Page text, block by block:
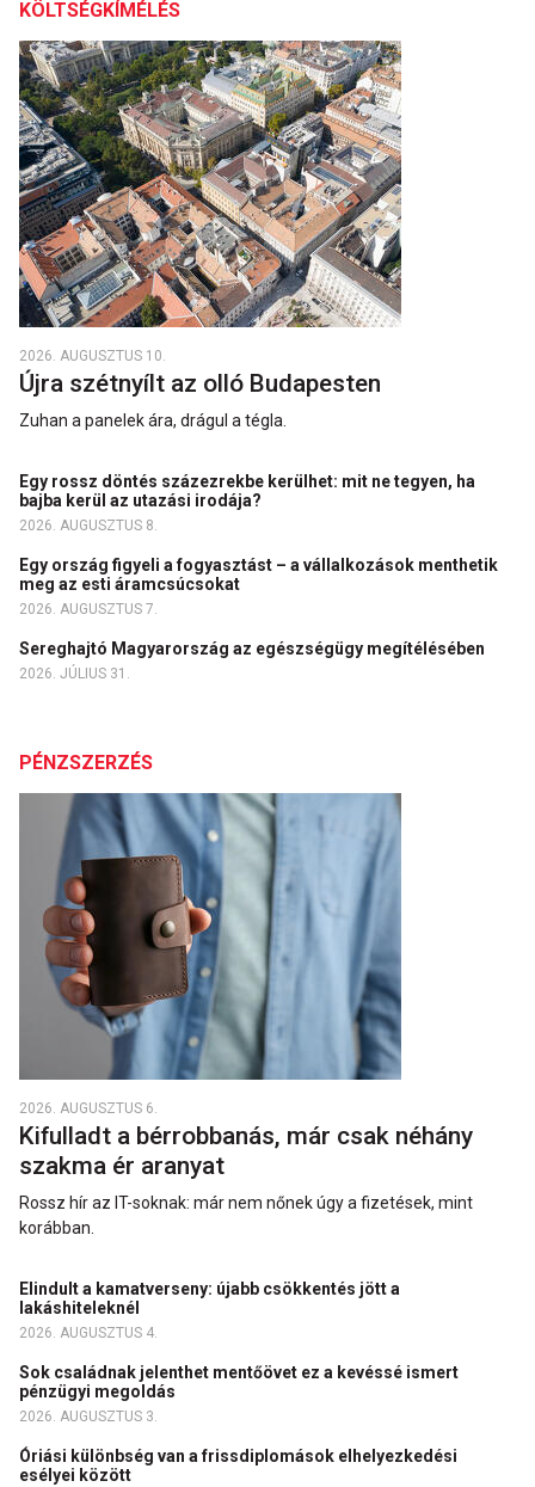
KÖLTSÉGKÍMÉLÉS
2026. AUGUSZTUS 10.
Újra szétnyílt az olló Budapesten
Zuhan a panelek ára, drágul a tégla.
Egy rossz döntés százezrekbe kerülhet: mit ne tegyen, ha
bajba kerül az utazási irodája?
2026. AUGUSZTUS 8.
Egy ország figyeli a fogyasztást – a vállalkozások menthetik
meg az esti áramcsúcsokat
2026. AUGUSZTUS 7.
Sereghajtó Magyarország az egészségügy megítélésében
2026. JÚLIUS 31.
PÉNZSZERZÉS
2026. AUGUSZTUS 6.
Kifulladt a bérrobbanás, már csak néhány
szakma ér aranyat
Rossz hír az IT-soknak: már nem nőnek úgy a fizetések, mint
korábban.
Elindult a kamatverseny: újabb csökkentés jött a
lakáshiteleknél
2026. AUGUSZTUS 4.
Sok családnak jelenthet mentőövet ez a kevéssé ismert
pénzügyi megoldás
2026. AUGUSZTUS 3.
Óriási különbség van a frissdiplomások elhelyezkedési
esélyei között